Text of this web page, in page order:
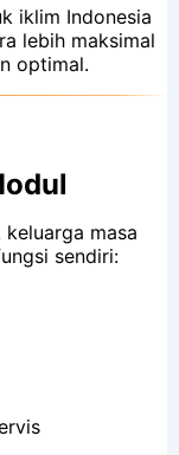
iklim Indonesia
lebih maksimal
optimal.
masa
sendiri: